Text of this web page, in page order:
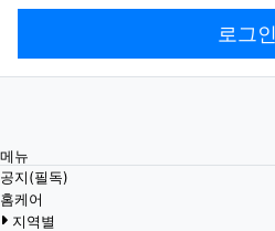
로그인
메뉴
공지(필독)
홈케어
지역별